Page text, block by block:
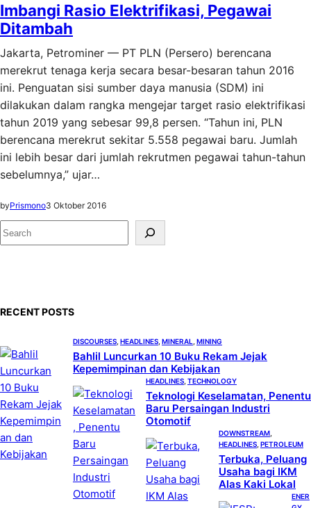
Imbangi Rasio Elektrifikasi, Pegawai
Ditambah
Jakarta, Petrominer — PT PLN (Persero) berencana
merekrut tenaga kerja secara besar-besaran tahun 2016
ini. Penguatan sisi sumber daya manusia (SDM) ini
dilakukan dalam rangka mengejar target rasio elektrifikasi
tahun 2019 yang sebesar 99,8 persen. “Tahun ini, PLN
berencana merekrut sekitar 5.558 pegawai baru. Jumlah
ini lebih besar dari jumlah rekrutmen pegawai tahun-tahun
sebelumnya,” ujar…
byPrismono3 Oktober 2016
S
e
RECENT POSTS
DISCOURSES HEADLINES MINERAL MINING
Bahlil Luncurkan 10 Buku Rekam Jejak
Kepemimpinan dan Kebijakan
HEADLINES TECHNOLOGY
Teknologi Keselamatan, Penentu
Baru Persaingan Industri
Otomotif
DOWNSTREAM
HEADLINES PETROLEUM
Terbuka, Peluang
Usaha bagi IKM
Alas Kaki Lokal
ENER